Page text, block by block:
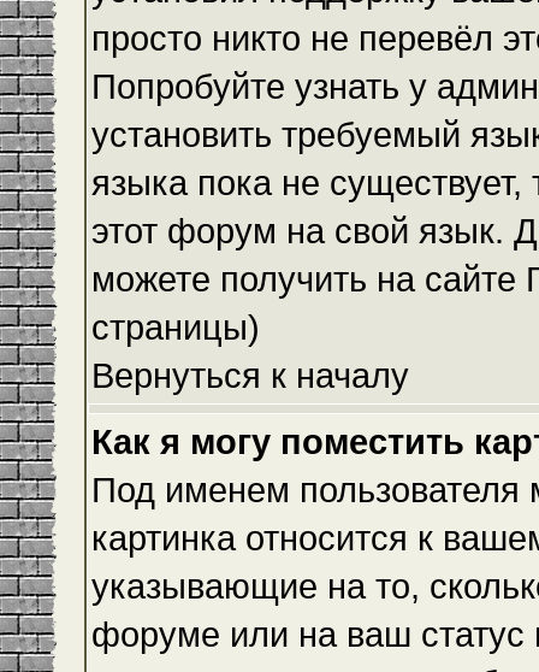
просто никто не перевёл
Попробуйте узнать у
установить требуемый
языка пока не
этот форум на свой язык.
можете получить на сайте
страницы)
Вернуться к началу
Как я могу поместить
Под именем пользователя
картинка относится к
указывающие на то,
форуме или на ваш